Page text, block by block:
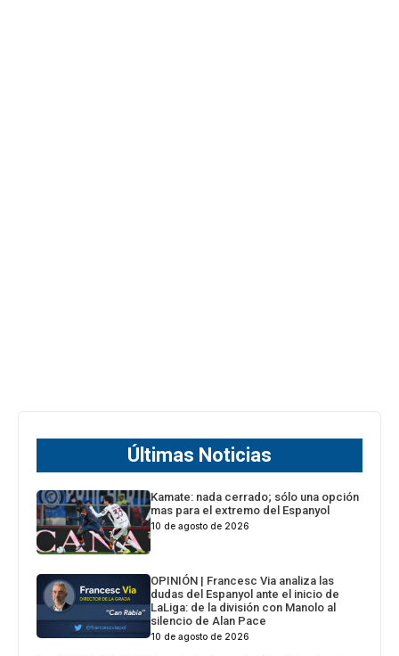
Últimas Noticias
Kamate: nada cerrado; sólo una opción
mas para el extremo del Espanyol
10 de agosto de 2026
OPINIÓN | Francesc Via analiza las
dudas del Espanyol ante el inicio de
LaLiga: de la división con Manolo al
silencio de Alan Pace
10 de agosto de 2026